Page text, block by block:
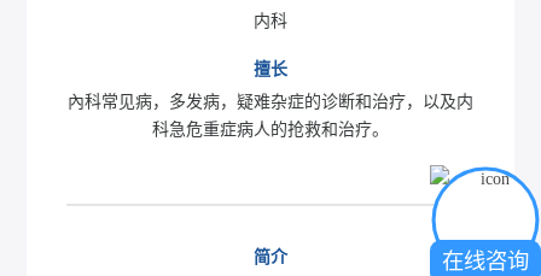
内科
擅长
內科常见病，多发病，疑难杂症的诊断和治疗，以及内
科急危重症病人的抢救和治疗。
简介
在线咨询